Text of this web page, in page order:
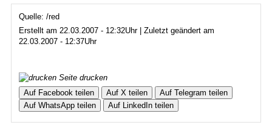
Quelle: /red
Erstellt am 22.03.2007 - 12:32Uhr | Zuletzt geändert am
22.03.2007 - 12:37Uhr
Seite drucken
Auf Facebook teilen
Auf X teilen
Auf Telegram teilen
Auf WhatsApp teilen
Auf LinkedIn teilen